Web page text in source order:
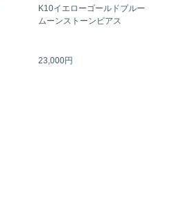
K10イエローゴールドブルー
ムーンストーンピアス
23,000円